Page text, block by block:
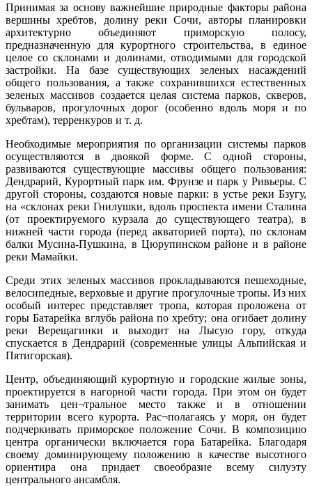
Принимая за основу важнейшие природные факторы района
вершины хребтов, долину реки Сочи, авторы планировки
архитектурно объединяют приморскую полосу,
предназначенную для курортного строительства, в единое
целое со склонами и долинами, отводимыми для городской
застройки. На базе существующих зеленых насаждений
общего пользования, а также сохранившихся естественных
зеленых массивов создается целая система парков, скверов,
бульваров, прогулочных дорог (особенно вдоль моря и по
хребтам), терренкуров и т. д.
Необходимые мероприятия по организации системы парков
осуществляются в двоякой форме. С одной стороны,
развиваются существующие массивы общего пользования:
Дендрарий, Курортный парк им. Фрунзе и парк у Ривьеры. С
другой стороны, создаются новые парки: в устье реки Бзугу,
на «склонах реки Гнилушки, вдоль проспекта имени Сталина
(от проектируемого курзала до существующего театра), в
нижней части города (перед акваторией порта), по склонам
балки Мусина-Пушкина, в Цюрупинском районе и в районе
реки Мамайки.
Среди этих зеленых массивов прокладываются пешеходные,
велосипедные, верховые и другие прогулочные тропы. Из них
особый интерес представляет тропа, которая проложена от
горы Батарейка вглубь района по хребту; она огибает долину
реки Верещагинки и выходит на Лысую гору, откуда
спускается в Дендрарий (современные улицы Альпийская и
Пятигорская).
Центр, объединяющий курортную и городские жилые зоны,
проектируется в нагорной части города. При этом он будет
занимать цен¬тральное место также и в отношении
территории всего курорта. Рас¬полагаясь у моря, он будет
подчеркивать приморское положение Сочи. В композицию
центра органически включается гора Батарейка. Благодаря
своему доминирующему положению в качестве высотного
ориентира она придает своеобразие всему силуэту
центрального ансамбля.